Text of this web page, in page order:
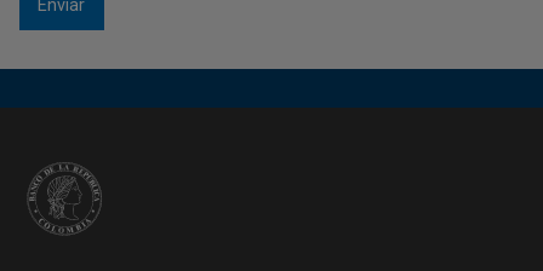
velará por el mantenimiento de la capacidad adquisitiva
de particulares diferentes a establecimientos de
financiación a favor del Estado requerirán la aprobación
unánime de la Junta Directiva a menos que se trate de
operaciones de mercado abierto. De esta manera no